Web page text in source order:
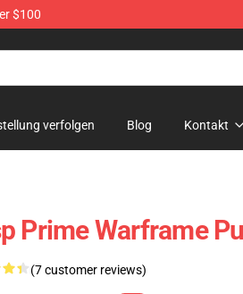
$100
verfolgen Blog Kontakt
Prime Warframe
(7 customer reviews)